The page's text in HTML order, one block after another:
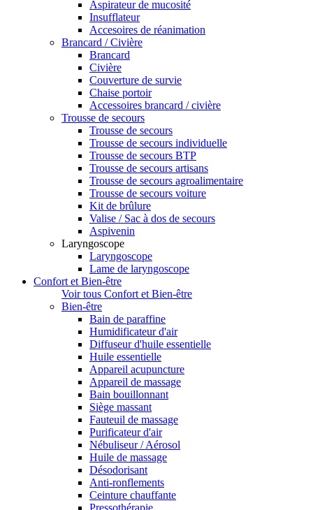
Aspirateur de mucosité
Insufflateur
Accesoires de réanimation
Brancard / Civière
Brancard
Civière
Couverture de survie
Chaise portoir
Accessoires brancard / civière
Trousse de secours
Trousse de secours
Trousse de secours individuelle
Trousse de secours BTP
Trousse de secours artisans
Trousse de secours agroalimentaire
Trousse de secours voiture
Kit de brûlure
Valise / Sac à dos de secours
Aspivenin
Laryngoscope
Laryngoscope
Lame de laryngoscope
Confort et Bien-être
Voir tous Confort et Bien-être
Bien-être
Bain de paraffine
Humidificateur d'air
Diffuseur d'huile essentielle
Huile essentielle
Appareil acupuncture
Appareil de massage
Bain bouillonnant
Siège massant
Fauteuil de massage
Purificateur d'air
Nébuliseur / Aérosol
Huile de massage
Désodorisant
Anti-ronflements
Ceinture chauffante
Pressothérapie